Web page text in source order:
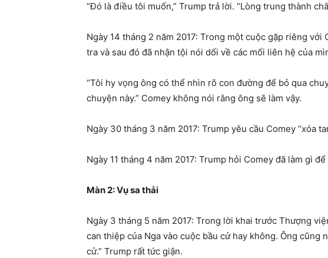
“Đó là điều tôi muốn,” Trump trả lời. “Lòng trung thành
Ngày 14 tháng 2 năm 2017: Trong một cuộc gặp riêng
tra và sau đó đã nhận tội nói dối về các mối liên hệ của
“Tôi hy vọng ông có thể nhìn rõ con đường để bỏ qua
chuyện này.” Comey không nói rằng ông sẽ làm vậy.
Ngày 30 tháng 3 năm 2017: Trump yêu cầu Comey “xóa
Ngày 11 tháng 4 năm 2017: Trump hỏi Comey đã làm gì
Màn 2: Vụ sa thải
Ngày 3 tháng 5 năm 2017: Trong lời khai trước Thượng
can thiệp của Nga vào cuộc bầu cử hay không. Ông
cử.” Trump rất tức giận.